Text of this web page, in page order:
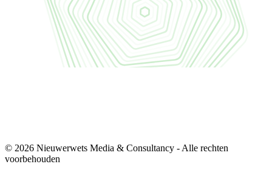
© 2026 Nieuwerwets Media & Consultancy - Alle rechten
voorbehouden